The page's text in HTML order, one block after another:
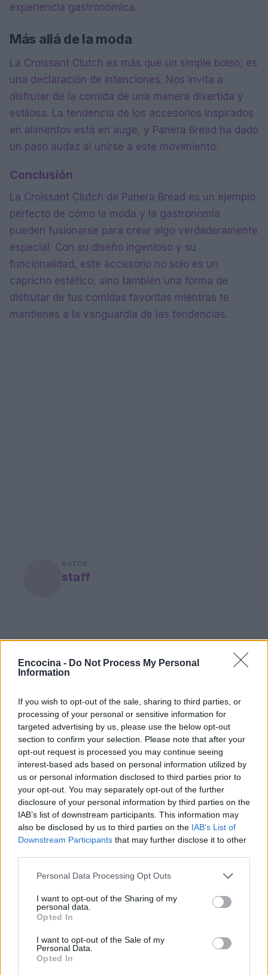
Encocina - Do Not Process My Personal
Information
If you wish to opt-out of the sale, sharing to third parties, or
processing of your personal or sensitive information for
targeted advertising by us, please use the below opt-out
section to confirm your selection. Please note that after your
opt-out request is processed you may continue seeing
interest-based ads based on personal information utilized by
us or personal information disclosed to third parties prior to
your opt-out. You may separately opt-out of the further
disclosure of your personal information by third parties on the
IAB’s list of downstream participants. This information may
also be disclosed by us to third parties on the IAB’s List of
Downstream Participants that may further disclose it to other
Please note that this website/app uses one or more Google
not limited to your visit or usage behaviour. You may click to
grant or deny consent to Google and its third-party tags to
use your data for below specified purposes in below Google
consent section.
Personal Data Processing Opt Outs
I want to opt-out of the Sharing of my
personal data.
Opted In
I want to opt-out of the Sale of my
Personal Data.
Opted In
experiencia gastronómica.
Más allá de la moda
La Croissant Clutch es más que un simple bolso; es
una declaración de intenciones. Nos invita a
disfrutar de la comida de una manera divertida y
estilosa. La tendencia de los accesorios inspirados
en alimentos está en auge, y Panera Bread ha dado
un paso audaz al unirse a este movimiento.
Conclusión
La Croissant Clutch de Panera Bread es un ejemplo
perfecto de cómo la moda y la gastronomía
pueden fusionarse para crear algo verdaderamente
especial. Con su diseño ingenioso y su
funcionalidad, este accesorio no solo es un
capricho estético, sino también una forma de
disfrutar de tus comidas favoritas mientras te
mantienes a la vanguardia de las tendencias.
AUTOR
staff
CONSEJOS DE COCINA